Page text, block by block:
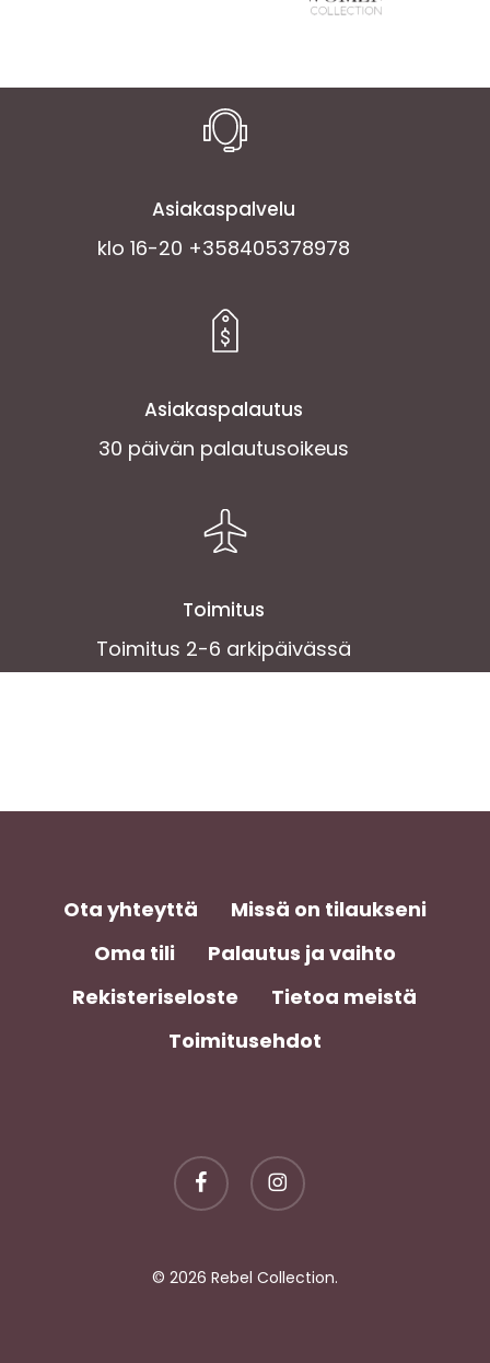
Asiakaspalvelu
klo 16-20 +358405378978
Asiakaspalautus
30 päivän palautusoikeus
Toimitus
Toimitus 2-6 arkipäivässä
Ota yhteyttä
Missä on tilaukseni
Oma tili
Palautus ja vaihto
Rekisteriseloste
Tietoa meistä
Toimitusehdot
facebook instagram
© 2026 Rebel Collection.